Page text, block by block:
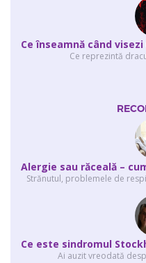
Ce reprezintă
Strănutul, problemele de
Ai auzit vreodată